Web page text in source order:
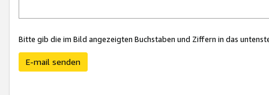
Bitte gib die im Bild angezeigten Buchstaben und Ziffern in das
E-mail senden